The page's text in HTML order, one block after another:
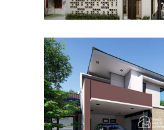
Desain Rumah Hook
Alternatif di Cibubur
DESAIN RUMAH TERBAIK